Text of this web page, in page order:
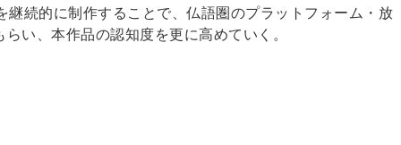
続的に制作することで、仏語圏のプラットフォーム・放
い、本作品の認知度を更に高めていく。